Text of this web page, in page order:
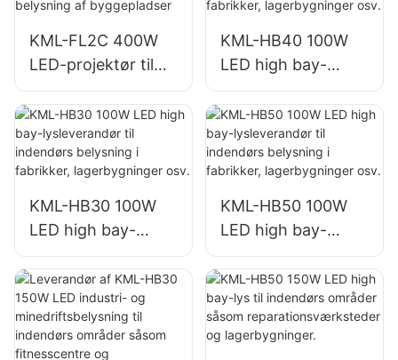
KML-FL2C 400W
LED-projektør til
udendørs
bygningsfacader
og belysning af
byggepladser
KML-HB40 100W
LED high bay-
lysleverandør til
indendørs
belysning i
fabrikker,
KML-HB30 100W
LED high bay-
lysleverandør til
indendørs
belysning i
fabrikker,
lagerbygninger osv.
KML-HB50 100W
LED high bay-
lysleverandør til
indendørs
belysning i
fabrikker,